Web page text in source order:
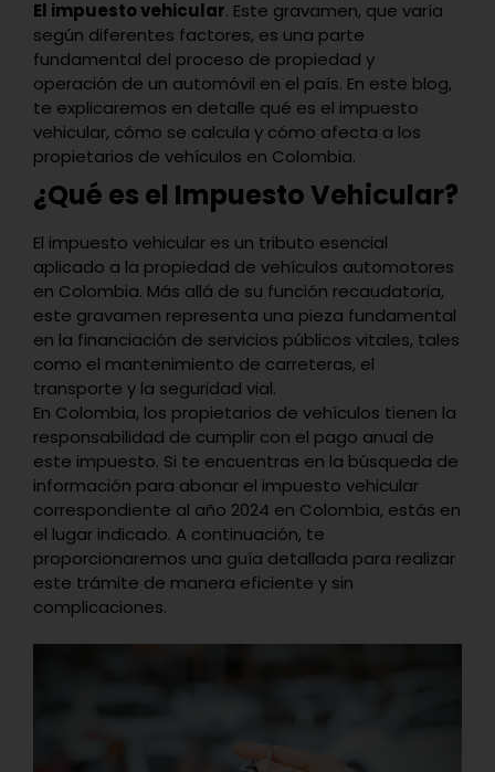
El impuesto vehicular. Este gravamen, que varía
según diferentes factores, es una parte
fundamental del proceso de propiedad y
operación de un automóvil en el país. En este blog,
te explicaremos en detalle qué es el impuesto
vehicular, cómo se calcula y cómo afecta a los
propietarios de vehículos en Colombia.
¿Qué es el Impuesto Vehicular?
El impuesto vehicular es un tributo esencial
aplicado a la propiedad de vehículos automotores
en Colombia. Más allá de su función recaudatoria,
este gravamen representa una pieza fundamental
en la financiación de servicios públicos vitales, tales
como el mantenimiento de carreteras, el
transporte y la seguridad vial.
En Colombia, los propietarios de vehículos tienen la
responsabilidad de cumplir con el pago anual de
este impuesto. Si te encuentras en la búsqueda de
información para abonar el impuesto vehicular
correspondiente al año 2024 en Colombia, estás en
el lugar indicado. A continuación, te
proporcionaremos una guía detallada para realizar
este trámite de manera eficiente y sin
complicaciones.